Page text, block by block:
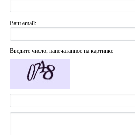
Ваш email:
Введите число, напечатанное на картинке